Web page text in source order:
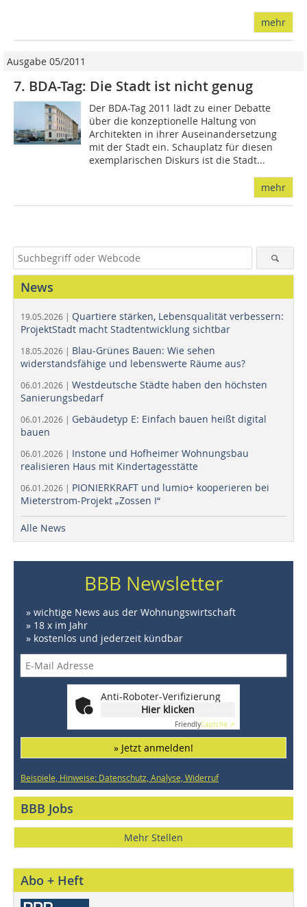
mehr
Ausgabe 05/2011
7. BDA-Tag: Die Stadt ist nicht genug
Der BDA-Tag 2011 lädt zu einer Debatte
über die konzeptionelle Haltung von
Architekten in ihrer Auseinandersetzung
mit der Stadt ein. Schauplatz für diesen
exemplarischen Diskurs ist die Stadt...
mehr
News
19.05.2026 | Quartiere stärken, Lebensqualität verbessern:
ProjektStadt macht Stadtentwicklung sichtbar
18.05.2026 | Blau-Grünes Bauen: Wie sehen
widerstandsfähige und lebenswerte Räume aus?
06.01.2026 | Westdeutsche Städte haben den höchsten
Sanierungsbedarf
06.01.2026 | Gebäudetyp E: Einfach bauen heißt digital
bauen
06.01.2026 | Instone und Hofheimer Wohnungsbau
realisieren Haus mit Kindertagesstätte
06.01.2026 | PIONIERKRAFT und lumio+ kooperieren bei
Mieterstrom-Projekt „Zossen I“
Alle News
BBB Newsletter
» wichtige News aus der Wohnungswirtschaft
» 18 x im Jahr
» kostenlos und jederzeit kündbar
Anti-Roboter-Verifizierung
Hier klicken
FriendlyCaptcha ⇗
» Jetzt anmelden!
Beispiele, Hinweise: Datenschutz, Analyse, Widerruf
BBB Jobs
Mehr Stellen
Abo + Heft